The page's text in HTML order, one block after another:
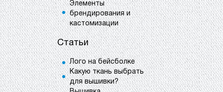
Элементы
брендирования и
кастомизации
Статьи
Лого на бейсболке
Какую ткань выбрать
для вышивки?